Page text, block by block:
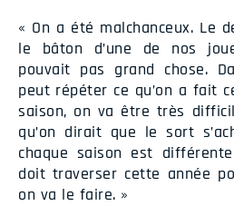
« On a été malchanceux. Le
le bâton d’une de nos
pouvait pas grand chose.
peut répéter ce qu’on a fait
saison, on va être très
qu’on dirait que le sort
chaque saison est
doit traverser cette année
on va le faire. »